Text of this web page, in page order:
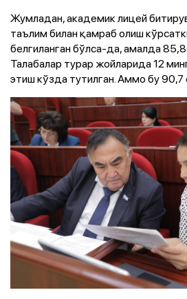
Жумладан, академик лицей
таълим билан қамраб олиш
белгиланган бўлса-да, амалда
Талабалар турар жойларида 12
этиш кўзда тутилган. Аммо бу 90,7